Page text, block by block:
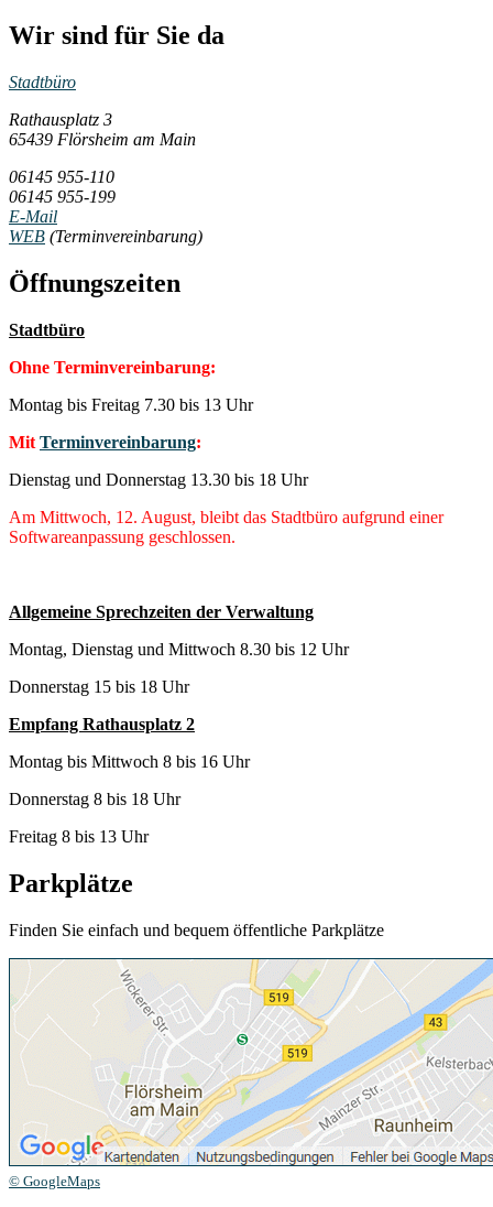
Wir sind für Sie da
Stadtbüro
Rathausplatz 3
65439 Flörsheim am Main
06145 955-110
06145 955-199
E-Mail
WEB (Terminvereinbarung)
Öffnungszeiten
Stadtbüro
Ohne Terminvereinbarung:
Montag bis Freitag 7.30 bis 13 Uhr
Mit Terminvereinbarung:
Dienstag und Donnerstag 13.30 bis 18 Uhr
Am Mittwoch, 12. August, bleibt das Stadtbüro aufgrund einer
Softwareanpassung geschlossen.
Allgemeine Sprechzeiten der Verwaltung
Montag, Dienstag und Mittwoch 8.30 bis 12 Uhr
Donnerstag 15 bis 18 Uhr
Empfang Rathausplatz 2
Montag bis Mittwoch 8 bis 16 Uhr
Donnerstag 8 bis 18 Uhr
Freitag 8 bis 13 Uhr
Parkplätze
Finden Sie einfach und bequem öffentliche Parkplätze
© GoogleMaps